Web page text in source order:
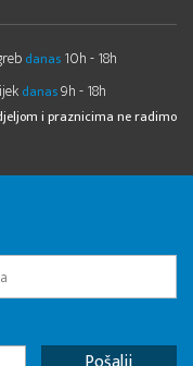
danas 10h - 18h
danas9h - 18h
i praznicima ne radimo